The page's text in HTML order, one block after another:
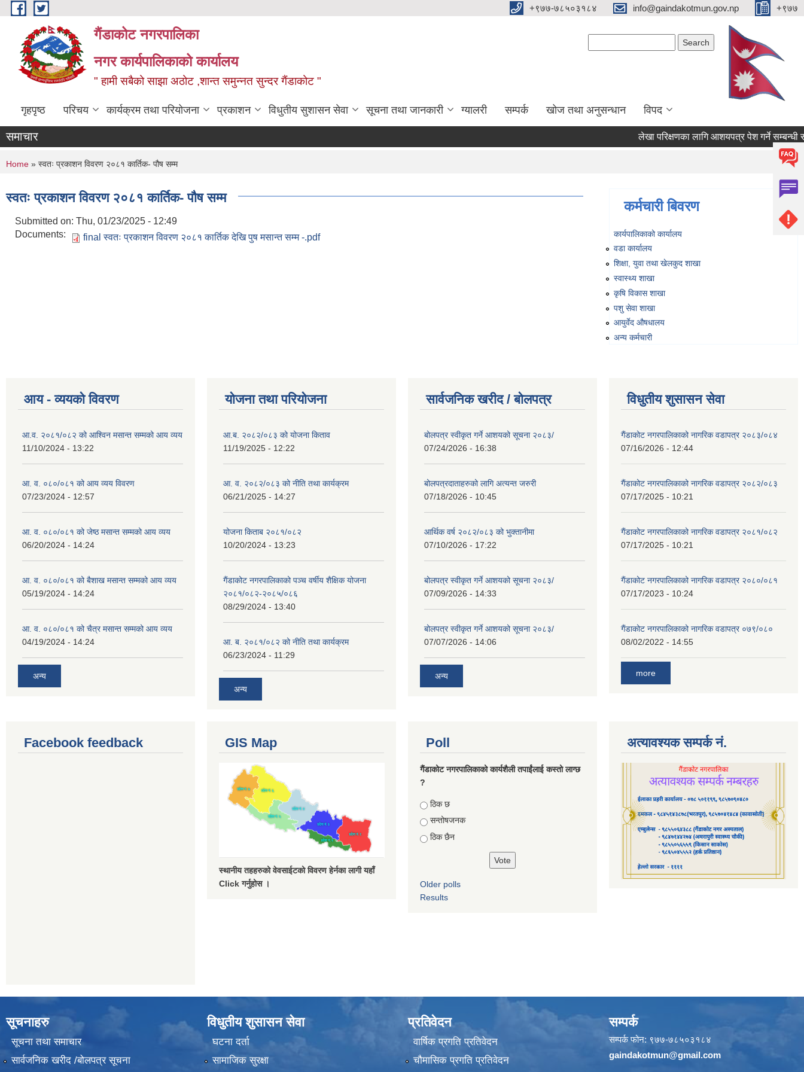
Skip to main content +९७७-७८५०३१८४ info@gaindakotmun.gov.np +९७७
गैंडाकोट नगरपालिका
नगर कार्यपालिकाको कार्यालय
" हामी सबैको साझा अठोट ,शान्त समुन्नत सुन्दर गैंडाकोट "
गृहपृष्ठ परिचय कार्यक्रम तथा परियोजना प्रकाशन विधुतीय सुशासन सेवा सूचना तथा जानकारी ग्यालरी सम्पर्क खोज तथा अनुसन्धान विपद
समाचार लेखा परिक्षणका लागि आशयपत्र पेश गर्ने सम्बन्धी सूचना
You are here
Home » स्वतः प्रकाशन विवरण २०८१ कार्तिक- पौष सम्म
स्वतः प्रकाशन विवरण २०८१ कार्तिक- पौष सम्म
Submitted on: Thu, 01/23/2025 - 12:49
Documents:
final स्वतः प्रकाशन विवरण २०८१ कार्तिक देखि पुष मसान्त सम्म -.pdf
कर्मचारी बिवरण
कार्यपालिकाको कार्यालय
वडा कार्यालय
शिक्षा, युवा तथा खेलकुद शाखा
स्वास्थ्य शाखा
कृषि विकास शाखा
पशु सेवा शाखा
आयुर्वेद औषधालय
अन्य कर्मचारी
आय - व्ययको विवरण
आ.व. २०८१/०८२ को आश्विन मसान्त सम्मको आय व्यय
11/10/2024 - 13:22
आ. व. ०८०/०८१ को आय व्यय विवरण
07/23/2024 - 12:57
आ. व. ०८०/०८१ को जेष्ठ मसान्त सम्मको आय व्यय
06/20/2024 - 14:24
आ. व. ०८०/०८१ को बैशाख मसान्त सम्मको आय व्यय
05/19/2024 - 14:24
आ. व. ०८०/०८१ को चैत्र मसान्त सम्मको आय व्यय
04/19/2024 - 14:24
अन्य
योजना तथा परियोजना
आ.ब. २०८२/०८३ को योजना किताव
11/19/2025 - 12:22
आ. व. २०८२/०८३ को नीति तथा कार्यक्रम
06/21/2025 - 14:27
योजना किताब २०८१/०८२
10/20/2024 - 13:23
गैंडाकोट नगरपालिकाको पञ्च वर्षीय शैक्षिक योजना
२०८१/०८२-२०८५/०८६
08/29/2024 - 13:40
आ. ब. २०८१/०८२ को नीति तथा कार्यक्रम
06/23/2024 - 11:29
अन्य
सार्वजनिक खरीद / बोलपत्र
बोलपत्र स्वीकृत गर्ने आशयको सूचना २०८३/
07/24/2026 - 16:38
बोलपत्रदाताहरुको लागि अत्यन्त जरुरी
07/18/2026 - 10:45
आर्थिक वर्ष २०८२/०८३ को भुक्तानीमा
07/10/2026 - 17:22
बोलपत्र स्वीकृत गर्ने आशयको सूचना २०८३/
07/09/2026 - 14:33
बोलपत्र स्वीकृत गर्ने आशयको सूचना २०८३/
07/07/2026 - 14:06
अन्य
विधुतीय शुसासन सेवा
गैंडाकोट नगरपालिकाको नागरिक वडापत्र २०८३/०८४
07/16/2026 - 12:44
गैंडाकोट नगरपालिकाको नागरिक वडापत्र २०८२/०८३
07/17/2025 - 10:21
गैंडाकोट नगरपालिकाको नागरिक वडापत्र २०८१/०८२
07/17/2025 - 10:21
गैंडाकोट नगरपालिकाको नागरिक वडापत्र २०८०/०८१
07/17/2023 - 10:24
गैंडाकोट नगरपालिकाको नागरिक वडापत्र ०७९/०८०
08/02/2022 - 14:55
more
Facebook feedback GIS Map
स्थानीय तहहरुको वेवसाईटको विवरण हेर्नका लागी यहाँ
Click गर्नुहोस ।
Poll
गैंडाकोट नगरपालिकाको कार्यशैली तपाईंलाई कस्तो लाग्छ
?
Choices
ठिक छ
सन्तोषजनक
ठिक छैन
Older polls
Results
अत्यावश्यक सम्पर्क नं.
सूचनाहरु
सूचना तथा समाचार
सार्वजनिक खरीद /बोलपत्र सूचना
विधुतीय शुसासन सेवा
घटना दर्ता
सामाजिक सुरक्षा
प्रतिवेदन
वार्षिक प्रगति प्रतिवेदन
चौमासिक प्रगति प्रतिवेदन
सम्पर्क
सम्पर्क फोन: ९७७-७८५०३१८४
gaindakotmun@gmail.com